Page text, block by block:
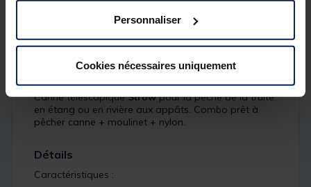
Personnaliser
Cookies nécessaires uniquement
Description & détails
Description
Canne télescopiqueStrowpour la pêche de la truite
en étang ou en rivière aux appâts. Combo prêt à
pêcher canne + moulinet + nylon.
Détails
Caractéristiques :